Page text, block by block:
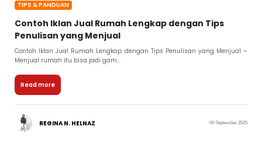
TIPS & PANDUAN
Contoh Iklan Jual Rumah Lengkap dengan Tips
Penulisan yang Menjual
Contoh Iklan Jual Rumah Lengkap dengan Tips Penulisan yang Menjual –
Menjual rumah itu bisa jadi gam...
Read more
REGINA N. HELNAZ 04 September 2025